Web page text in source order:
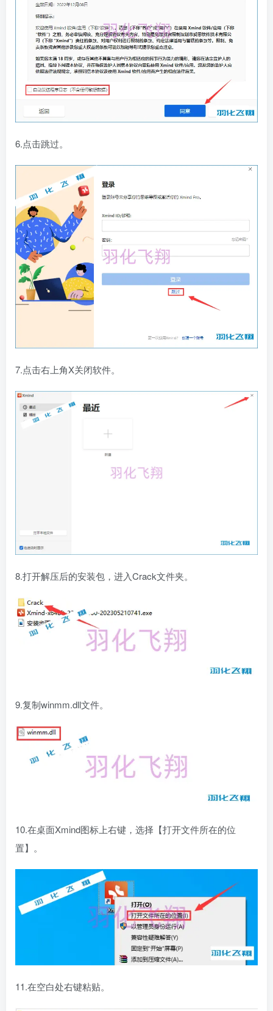
6.点击跳过。
7.点击右上角X关闭软件。
8.打开解压后的安装包，进入Crack文件夹。
9.复制winmm.dll文件。
10.在桌面Xmind图标上右键，选择【打开文件所在的位
置】。
11.在空白处右键粘贴。